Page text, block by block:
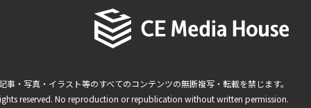
事・写真・イラスト等のすべてのコンテンツの無断複写・転載を禁じます。
reserved. No reproduction or republication without written permission.